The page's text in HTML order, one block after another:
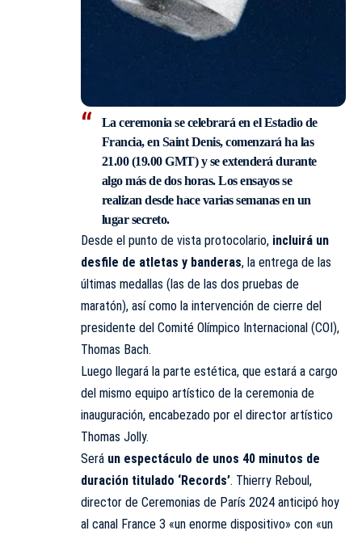
La ceremonia se celebrará en el Estadio de
Francia, en Saint Denis, comenzará ha las
21.00 (19.00 GMT) y se extenderá durante
algo más de dos horas. Los ensayos se
realizan desde hace varias semanas en un
lugar secreto.
Desde el punto de vista protocolario, incluirá un
desfile de atletas y banderas, la entrega de las
últimas medallas (las de las dos pruebas de
maratón), así como la intervención de cierre del
presidente del Comité Olímpico Internacional (COI),
Thomas Bach.
Luego llegará la parte estética, que estará a cargo
del mismo equipo artístico de la ceremonia de
inauguración, encabezado por el director artístico
Thomas Jolly.
Será un espectáculo de unos 40 minutos de
duración titulado ‘Records’. Thierry Reboul,
director de Ceremonias de París 2024 anticipó hoy
al canal France 3 «un enorme dispositivo» con «un